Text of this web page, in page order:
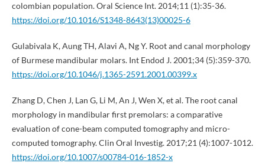
colombian population. Oral Science Int. 2014;11 (1):35-36.
https://doi.org/10.1016/S1348-8643(13)00025-6
Gulabivala K, Aung TH, Alavi A, Ng Y. Root and canal morphology
of Burmese mandibular molars. Int Endod J. 2001;34 (5):359-370.
https://doi.org/10.1046/j.1365-2591.2001.00399.x
Zhang D, Chen J, Lan G, Li M, An J, Wen X, et al. The root canal
morphology in mandibular first premolars: a comparative
evaluation of cone-beam computed tomography and micro-
computed tomography. Clin Oral Investig. 2017;21 (4):1007-1012.
https://doi.org/10.1007/s00784-016-1852-x